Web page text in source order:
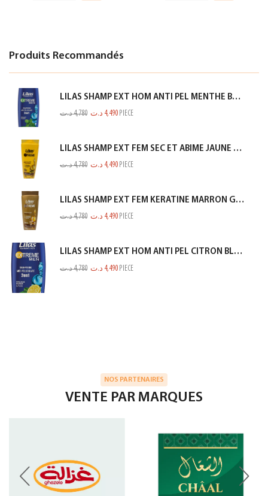
Produits Recommandés
LILAS SHAMP EXT HOM ANTI PEL MENTHE BLEU 350ML
4,780د.ت 4,490 د.ت PIECE
LILAS SHAMP EXT FEM SEC ET ABIME JAUNE 350ML
4,780د.ت 4,490 د.ت PIECE
LILAS SHAMP EXT FEM KERATINE MARRON GOLD 350ML
4,780د.ت 4,490 د.ت PIECE
LILAS SHAMP EXT HOM ANTI PEL CITRON BLEU 350ML
4,780د.ت 4,490 د.ت PIECE
NOS PARTENAIRES
VENTE PAR MARQUES